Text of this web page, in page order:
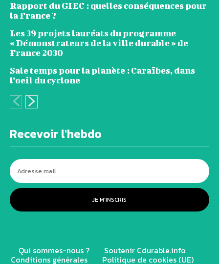
Rapport du GIEC : quelles conséquences pour
la France ?
Les 39 projets lauréats du programme
« Démonstrateurs de la ville durable » de
France 2030
Sale temps pour la planète : Caraïbes, dans
l’oeil du cyclone
Recevoir l'hebdo
JE M'INSCRIS
Qui sommes-nous ? Soutenir Cdurable.info
Conditions générales Politique de cookies (UE)